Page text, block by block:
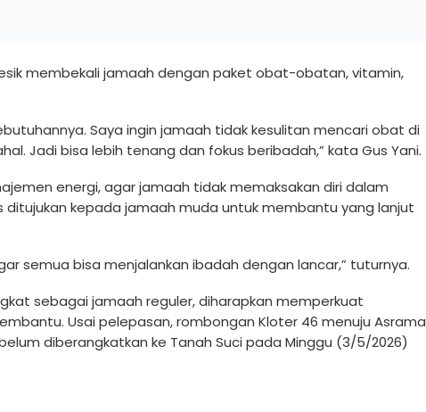
membekali jamaah dengan paket obat-obatan, vitamin,
Saya ingin jamaah tidak kesulitan mencari obat di
Jadi bisa lebih tenang dan fokus beribadah,” kata Gus Yani.
energi, agar jamaah tidak memaksakan diri dalam
ditujukan kepada jamaah muda untuk membantu yang lanjut
semua bisa menjalankan ibadah dengan lancar,” tuturnya.
sebagai jamaah reguler, diharapkan memperkuat
Usai pelepasan, rombongan Kloter 46 menuju Asrama
diberangkatkan ke Tanah Suci pada Minggu (3/5/2026)